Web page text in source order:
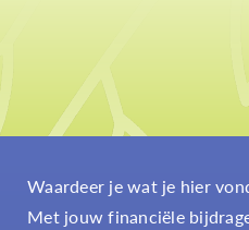
Waardeer je wat je hier
Met jouw financiële